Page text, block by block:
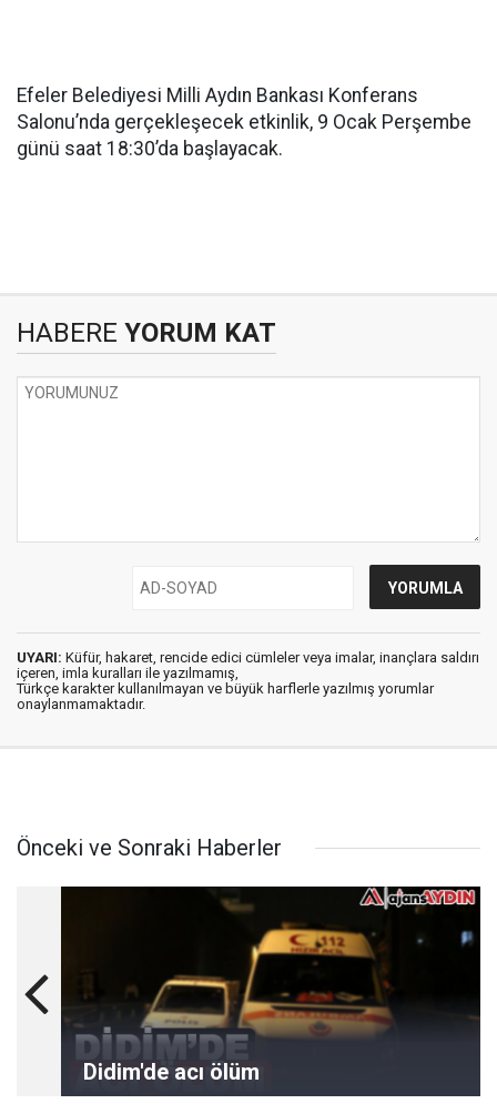
Efeler Belediyesi Milli Aydın Bankası Konferans
Salonu’nda gerçekleşecek etkinlik, 9 Ocak Perşembe
günü saat 18:30’da başlayacak.
HABERE YORUM KAT
UYARI: Küfür, hakaret, rencide edici cümleler veya imalar, inançlara saldırı
içeren, imla kuralları ile yazılmamış,
Türkçe karakter kullanılmayan ve büyük harflerle yazılmış yorumlar
onaylanmamaktadır.
Önceki ve Sonraki Haberler
Didim'de acı ölüm